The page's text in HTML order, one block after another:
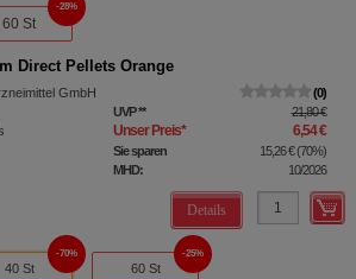
60 St
28%
Direct Pellets Orange
GmbH
0
UVP** 21,80 €
Unser Preis* 6,54 €
Sie sparen 15,26 €(70%)
MHD:
10/2026
Details
40 St
70%
60 St
25%